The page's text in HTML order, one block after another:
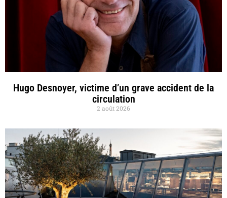
Hugo Desnoyer, victime d’un grave accident de la
circulation
2 août 2026